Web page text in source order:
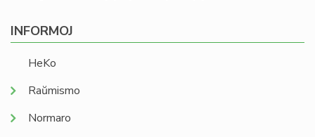
INFORMOJ
HeKo
Raŭmismo
Normaro